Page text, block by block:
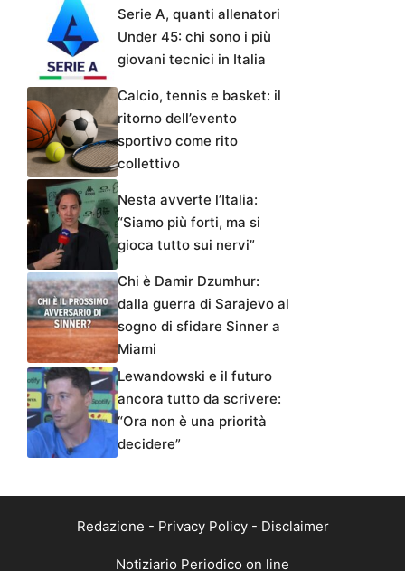
Serie A, quanti allenatori
Under 45: chi sono i più
giovani tecnici in Italia
Calcio, tennis e basket: il
ritorno dell’evento
sportivo come rito
collettivo
Nesta avverte l’Italia:
“Siamo più forti, ma si
gioca tutto sui nervi”
Chi è Damir Dzumhur:
dalla guerra di Sarajevo al
sogno di sfidare Sinner a
Miami
Lewandowski e il futuro
ancora tutto da scrivere:
“Ora non è una priorità
decidere”
Redazione - Privacy Policy- Disclaimer
Notiziario Periodico on line